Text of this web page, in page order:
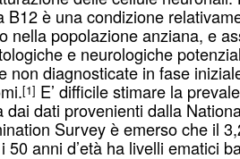
B12 è una condizione
nella popolazione anziana, e
e neurologiche
non diagnosticate in fase
1
E’ difficile stimare la
dai dati provenienti dalla
Survey è emerso che il
50 anni d’età ha livelli ematici